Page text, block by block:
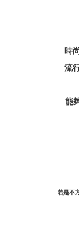
時
流
能
若是不